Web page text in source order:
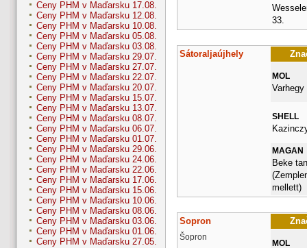
Ceny PHM v Maďarsku 17.08.
Ceny PHM v Maďarsku 12.08.
Ceny PHM v Maďarsku 10.08.
Ceny PHM v Maďarsku 05.08.
Ceny PHM v Maďarsku 03.08.
Ceny PHM v Maďarsku 29.07.
Ceny PHM v Maďarsku 27.07.
Ceny PHM v Maďarsku 22.07.
Ceny PHM v Maďarsku 20.07.
Ceny PHM v Maďarsku 15.07.
Ceny PHM v Maďarsku 13.07.
Ceny PHM v Maďarsku 08.07.
Ceny PHM v Maďarsku 06.07.
Ceny PHM v Maďarsku 01.07.
Ceny PHM v Maďarsku 29.06.
Ceny PHM v Maďarsku 24.06.
Ceny PHM v Maďarsku 22.06.
Ceny PHM v Maďarsku 17.06.
Ceny PHM v Maďarsku 15.06.
Ceny PHM v Maďarsku 10.06.
Ceny PHM v Maďarsku 08.06.
Ceny PHM v Maďarsku 03.06.
Ceny PHM v Maďarsku 01.06.
Ceny PHM v Maďarsku 27.05.
33.
Sátoraljaújhely
MOL
SHELL
MAGAN
Beke
mellett)
Sopron
Šopron
MOL